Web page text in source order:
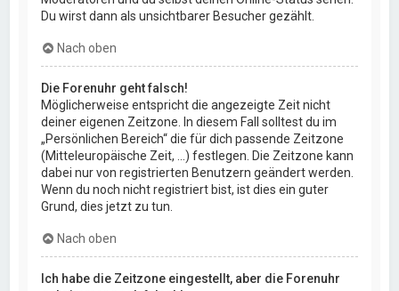
Du wirst dann als unsichtbarer Besucher gezählt.
Nach oben
Die Forenuhr geht falsch!
Möglicherweise entspricht die angezeigte Zeit nicht
deiner eigenen Zeitzone. In diesem Fall solltest du im
„Persönlichen Bereich“ die für dich passende Zeitzone
(Mitteleuropäische Zeit, ...) festlegen. Die Zeitzone kann
dabei nur von registrierten Benutzern geändert werden.
Wenn du noch nicht registriert bist, ist dies ein guter
Grund, dies jetzt zu tun.
Nach oben
Ich habe die Zeitzone eingestellt, aber die Forenuhr